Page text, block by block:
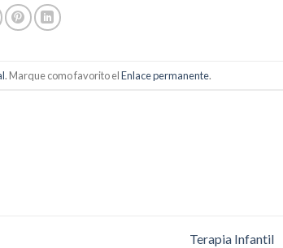
. Marque como favorito elEnlace permanente.
Terapia Infantil